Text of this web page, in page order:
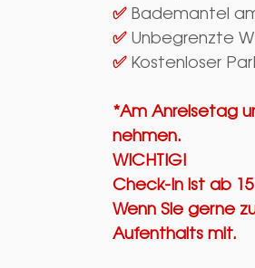
✅ Bademantel
✅ Unbegrenzte
✅ Kostenloser
*Am Anreisetag
nehmen.
WICHTIG!
Check-In ist ab
Wenn Sie gerne
Aufenthalts mit.